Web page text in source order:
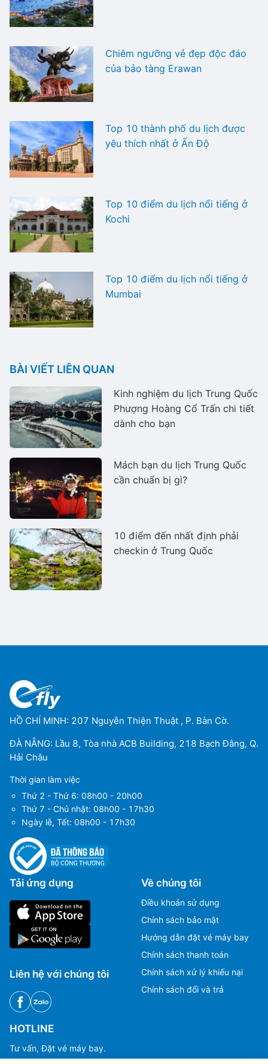
Chiêm ngưỡng vẻ đẹp độc đáo
của bảo tàng Erawan
Top 10 thành phố du lịch được
yêu thích nhất ở Ấn Độ
Top 10 điểm du lịch nổi tiếng ở
Kochi
Top 10 điểm du lịch nổi tiếng ở
Mumbai
BÀI VIẾT LIÊN QUAN
Kinh nghiệm du lịch Trung Quốc
Phượng Hoàng Cổ Trấn chi tiết
dành cho bạn
Mách bạn du lịch Trung Quốc
cần chuẩn bị gì?
10 điểm đến nhất định phải
checkin ở Trung Quốc
HỒ CHÍ MINH: 207 Nguyễn Thiện Thuật , P. Bàn Cờ.
ĐÀ NẴNG: Lầu 8, Tòa nhà ACB Building, 218 Bạch Đằng, Q.
Hải Châu
Thời gian làm việc
Thứ 2 - Thứ 6: 08h00 - 20h00
Thứ 7 - Chủ nhật: 08h00 - 17h30
Ngày lễ, Tết: 08h00 - 17h30
Tải ứng dụng
Liên hệ với chúng tôi
Về chúng tôi
Điều khoản sử dụng
Chính sách bảo mật
Hướng dẫn đặt vé máy bay
Chính sách thanh toán
Chính sách xử lý khiếu nại
Chính sách đổi và trả
HOTLINE
Tư vấn, Đặt vé máy bay.(+84) 90 295 1213